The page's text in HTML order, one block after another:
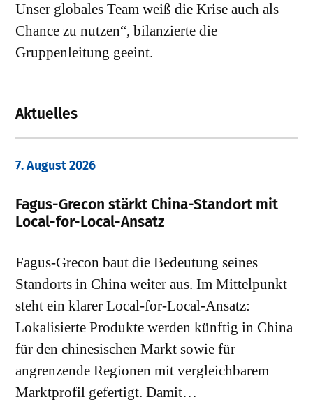
Unser globales Team weiß die Krise auch als
Chance zu nutzen“, bilanzierte die
Gruppenleitung geeint.
Aktuelles
7. August 2026
Fagus-Grecon stärkt China-Standort mit
Local-for-Local-Ansatz
Fagus-Grecon baut die Bedeutung seines
Standorts in China weiter aus. Im Mittelpunkt
steht ein klarer Local-for-Local-Ansatz:
Lokalisierte Produkte werden künftig in China
für den chinesischen Markt sowie für
angrenzende Regionen mit vergleichbarem
Marktprofil gefertigt. Damit…